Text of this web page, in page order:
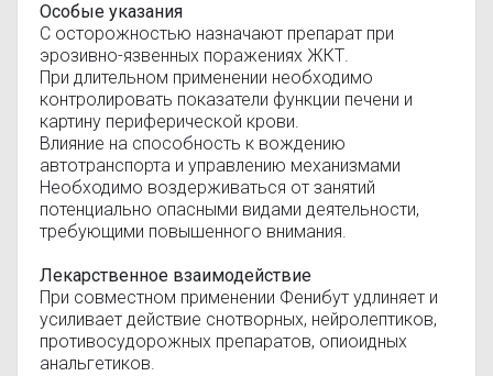
Особые указания
С осторожностью назначают препарат при
эрозивно-язвенных поражениях ЖКТ.
При длительном применении необходимо
контролировать показатели функции печени и
картину периферической крови.
Влияние на способность к вождению
автотранспорта и управлению механизмами
Необходимо воздерживаться от занятий
потенциально опасными видами деятельности,
требующими повышенного внимания.
Лекарственное взаимодействие
При совместном применении Фенибут удлиняет и
усиливает действие снотворных, нейролептиков,
противосудорожных препаратов, опиоидных
анальгетиков.